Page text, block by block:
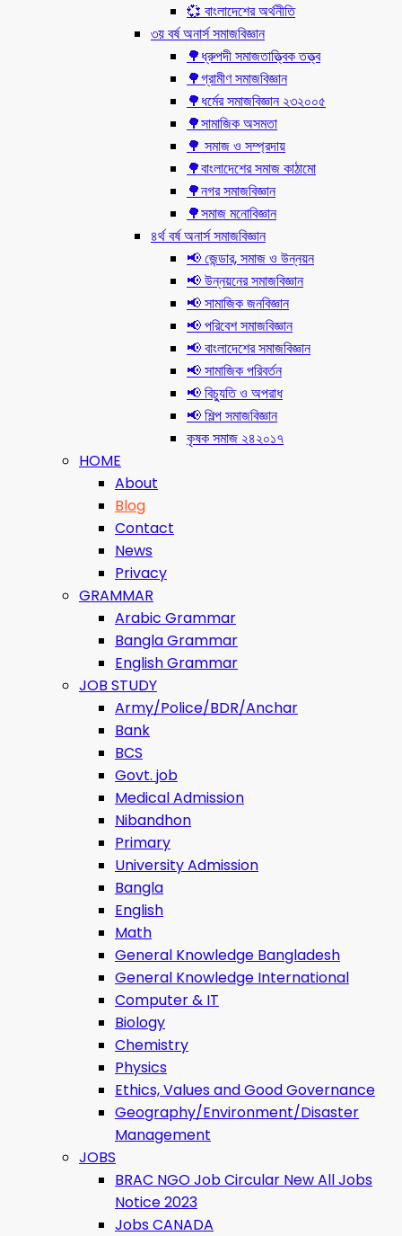
💞 বাংলাদেশের অর্থনীতি
৩য় বর্ষ অনার্স সমাজবিজ্ঞান
🌳ধ্রুপদী সমাজতাত্ত্বিক তত্ত্ব
🌳গ্রামীণ সমাজবিজ্ঞান
🌳ধর্মের সমাজবিজ্ঞান ২৩২০০৫
🌳সামাজিক অসমতা
🌳 সমাজ ও সম্প্রদায়
🌳বাংলাদেশের সমাজ কাঠামো
🌳নগর সমাজবিজ্ঞান
🌳সমাজ মনোবিজ্ঞান
৪র্থ বর্ষ অনার্স সমাজবিজ্ঞান
📢 জেন্ডার, সমাজ ও উন্নয়ন
📢 উন্নয়নের সমাজবিজ্ঞান
📢 সামাজিক জনবিজ্ঞান
📢 পরিবেশ সমাজবিজ্ঞান
📢 বাংলাদেশের সমাজবিজ্ঞান
📢 সামাজিক পরিবর্তন
📢 বিচ্যুতি ও অপরাধ
📢 শিল্প সমাজবিজ্ঞান
কৃষক সমাজ ২৪২০১৭
HOME
About
Blog
Contact
News
Privacy
GRAMMAR
Arabic Grammar
Bangla Grammar
English Grammar
JOB STUDY
Army/Police/BDR/Anchar
Bank
BCS
Govt. job
Medical Admission
Nibandhon
Primary
University Admission
Bangla
English
Math
General Knowledge Bangladesh
General Knowledge International
Computer & IT
Biology
Chemistry
Physics
Ethics, Values ​​and Good Governance
Geography/Environment/Disaster
Management
JOBS
BRAC NGO Job Circular New All Jobs
Notice 2023
Jobs CANADA